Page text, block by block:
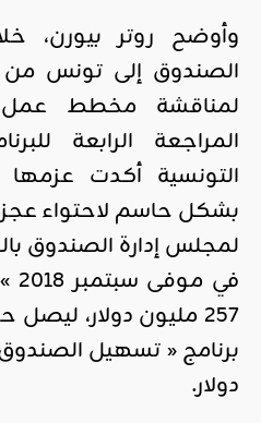
وأوضح روتر بيورن،
لمناقشة مخطط عمل
المراجعة الرابعة
التونسية أكدت
بشكل حاسم لاحتواء
لمجلس إدارة الصندوق
257 مليون دولار،
دولار.